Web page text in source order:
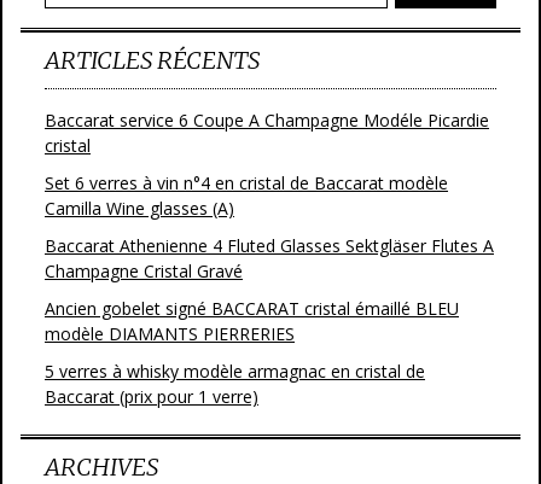
ARTICLES RÉCENTS
Baccarat service 6 Coupe A Champagne Modéle Picardie
cristal
Set 6 verres à vin n°4 en cristal de Baccarat modèle
Camilla Wine glasses (A)
Baccarat Athenienne 4 Fluted Glasses Sektgläser Flutes A
Champagne Cristal Gravé
Ancien gobelet signé BACCARAT cristal émaillé BLEU
modèle DIAMANTS PIERRERIES
5 verres à whisky modèle armagnac en cristal de
Baccarat (prix pour 1 verre)
ARCHIVES